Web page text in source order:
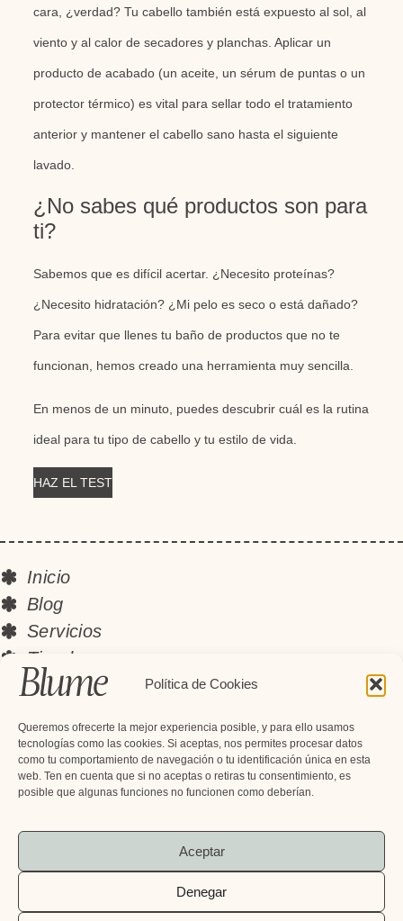
Política de Cookies
Queremos ofrecerte la mejor experiencia posible, y para ello usamos
tecnologías como las cookies. Si aceptas, nos permites procesar datos
como tu comportamiento de navegación o tu identificación única en esta
web. Ten en cuenta que si no aceptas o retiras tu consentimiento, es
posible que algunas funciones no funcionen como deberían.
Aceptar
Denegar
cara, ¿verdad? Tu cabello también está expuesto al sol, al
viento y al calor de secadores y planchas. Aplicar un
producto de acabado (un aceite, un sérum de puntas o un
protector térmico) es vital para sellar todo el tratamiento
anterior y mantener el cabello sano hasta el siguiente
lavado.
¿No sabes qué productos son para
ti?
Sabemos que es difícil acertar. ¿Necesito proteínas?
¿Necesito hidratación? ¿Mi pelo es seco o está dañado?
Para evitar que llenes tu baño de productos que no te
funcionan, hemos creado una herramienta muy sencilla.
En menos de un minuto, puedes descubrir cuál es la rutina
ideal para tu tipo de cabello y tu estilo de vida.
HAZ EL TEST
Newsletter
Suscríbete y recibe descuentos
exclusivos, novedades y mucho más
Inicio
Blog
Servicios
Tienda
Instagram